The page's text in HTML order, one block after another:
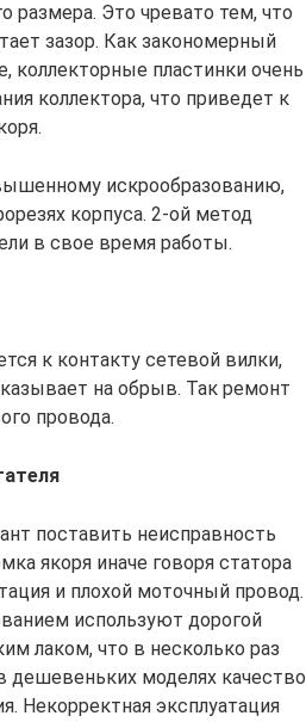
размера. Это чревато тем, что
зазор. Как закономерный
коллекторные пластинки очень
коллектора, что приведет к
искрообразованию,
корпуса. 2-ой метод
в свое время работы.
к контакту сетевой вилки,
на обрыв. Так ремонт
провода.
поставить неисправность
якоря иначе говоря статора
и плохой моточный провод.
используют дорогой
лаком, что в несколько раз
моделях качество
Некорректная эксплуатация